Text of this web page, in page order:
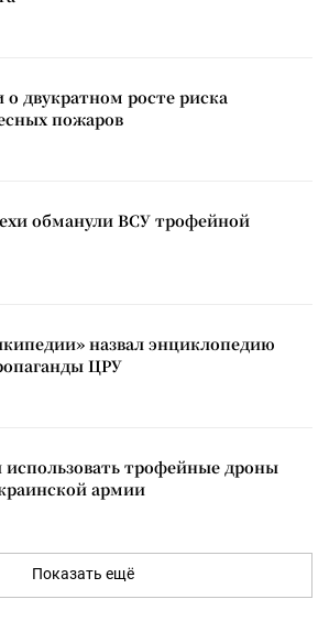
двукратном росте риска
пожаров
обманули ВСУ трофейной
назвал энциклопедию
ЦРУ
использовать трофейные дроны
армии
Показать ещё